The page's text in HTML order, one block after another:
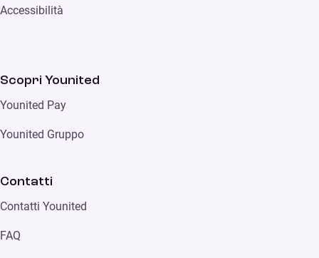
Accessibilità
Scopri Younited
Younited Pay
Younited Gruppo
Contatti
Contatti Younited
FAQ